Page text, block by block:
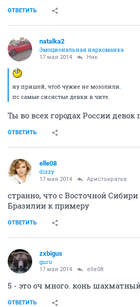
ОТВЕТИТЬ
natalka2
Эмоциональная наркоманка
17 мая 2014 Ник
ну пришей, чтоб чужие не мозолили.
пс самые сисястые девки в чите.
Ты во всех городах России девок
ОТВЕТИТЬ
elle08
dizzy
17 мая 2014 Аристократка
странно, что с Восточной Сибири
Бразилии к примеру
ОТВЕТИТЬ
zxbigus
guru
17 мая 2014 elle08
5 - это оч много. конь
ОТВЕТИТЬ